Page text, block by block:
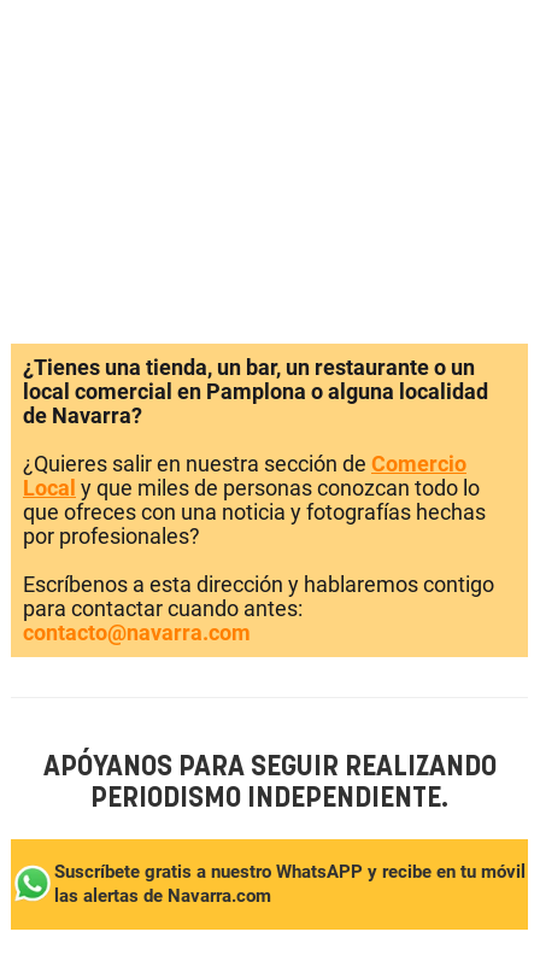
¿Tienes una tienda, un bar, un restaurante o un
local comercial en Pamplona o alguna localidad
de Navarra?
¿Quieres salir en nuestra sección de Comercio
Local y que miles de personas conozcan todo lo
que ofreces con una noticia y fotografías hechas
por profesionales?
Escríbenos a esta dirección y hablaremos contigo
para contactar cuando antes:
contacto@navarra.com
APÓYANOS PARA SEGUIR REALIZANDO
PERIODISMO INDEPENDIENTE.
Suscríbete gratis a nuestro WhatsAPP y recibe en tu móvil
las alertas de Navarra.com